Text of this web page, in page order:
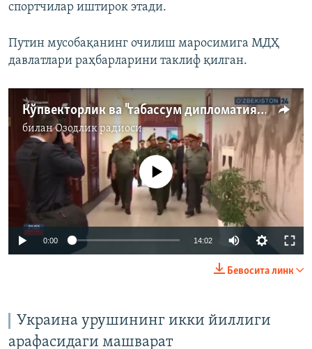
спортчилар иштирок этади.
Путин мусобақанинг очилиш маросимига МДҲ
давлатлари раҳбарларини таклиф қилган.
Кўпвекторлик ва "табассум дипломатияси". Экспертлар Мирзиёев ташқи сиёсати ҳақида
биланОзодлик радиоси
720p 1080p
Айни дамда медиа-манба мавжуд эмас
0:00 14:02
Бевосита линк
Украина урушининг икки йиллиги
арафасидаги машварат